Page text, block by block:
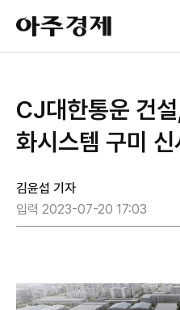
아
주
경
CJ대한통운 건
화시스템 구미
김윤섭 기자
입력 2023-07-20 17:03